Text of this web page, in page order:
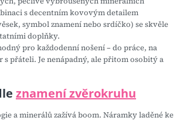
s decentním kovovým detailem
symbol znamení nebo srdíčko) se skvěle
doplňky.
pro každodenní nošení – do práce, na
s přáteli. Je nenápadný, ale přitom osobitý a
znamení zvěrokruhu
a minerálů zažívá boom. Náramky laděné ke